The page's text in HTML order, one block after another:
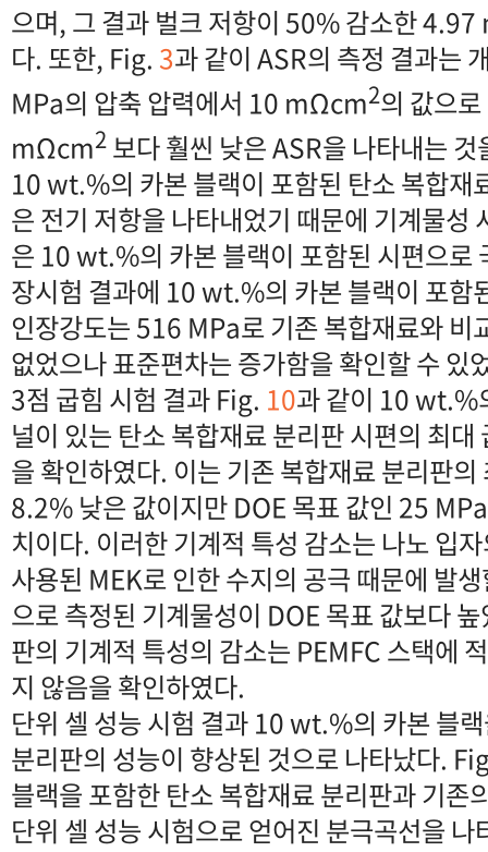
으며, 그 결과 벌크 저항이 50% 감소한
다. 또한, Fig. 3과 같이 ASR의 측정 결과는
MPa의 압축 압력에서 10 mΩcm2의 값으
mΩcm2보다 훨씬 낮은 ASR을 나타내는
10 wt.%의 카본 블랙이 포함된 탄소 복합재
은 전기 저항을 나타내었기 때문에 기계물성
은 10 wt.%의 카본 블랙이 포함된 시편으로
장시험 결과에 10 wt.%의 카본 블랙이 포함
인장강도는 516 MPa로 기존 복합재료와 비
없었으나 표준편차는 증가함을 확인할 수 있
3점 굽힘 시험 결과 Fig. 10과 같이 10 wt.%
널이 있는 탄소 복합재료 분리판 시편의 최
을 확인하였다. 이는 기존 복합재료 분리판의
8.2% 낮은 값이지만 DOE 목표 값인 25
치이다. 이러한 기계적 특성 감소는 나노 입
사용된 MEK로 인한 수지의 공극 때문에 발
으로 측정된 기계물성이 DOE 목표 값보다
판의 기계적 특성의 감소는 PEMFC 스택에
지 않음을 확인하였다.
단위 셀 성능 시험 결과 10 wt.%의 카본 블
분리판의 성능이 향상된 것으로 나타났다.
블랙을 포함한 탄소 복합재료 분리판과 기존
단위 셀 성능 시험으로 얻어진 분극곡선을